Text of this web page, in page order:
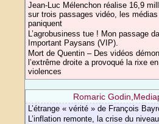
Jean-Luc Mélenchon réalise 16,9
sur trois passages vidéo, les
paniquent
L’agrobusiness tue ! Mon passage
Important Paysans (VIP).
Mort de Quentin – Des vidéos
l’extrême droite a provoqué la rixe
violences
Romaric
L’étrange « vérité » de François
L’inflation remonte, la crise du